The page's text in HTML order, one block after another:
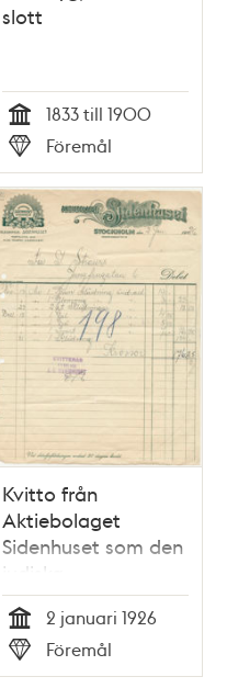
slott
Tid
1833 till 1900
Typ
Föremål
Kvitto från
Aktiebolaget
Sidenhuset som den
judiska
societetskvinnan
Irene Strauss
sparade
Tid
2 januari 1926
Typ
Föremål